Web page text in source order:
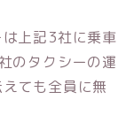
上記3社に乗車
のタクシーの運
ても全員に無